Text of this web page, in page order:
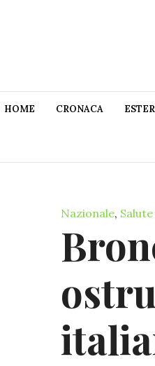
HOME CRONACA
Nazionale, Salute